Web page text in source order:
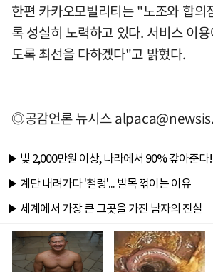
한편 카카오모빌리티는 "노조와 합의
록 성실히 노력하고 있다. 서비스 이
도록 최선을 다하겠다"고 밝혔다.
◎공감언론 뉴시스